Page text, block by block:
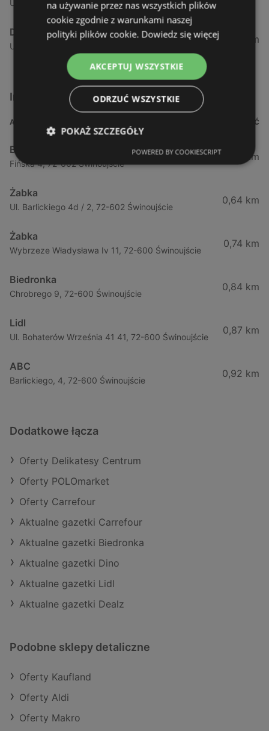
Ul. Kramarska 1, 73-110 Stargard Szczeciński
Delikatesy Centrum
Ul. Wylotowa 12a, 78-100 Kołobrzeg
88,76 km
Inne sklepy Supermarkety w pobliżu
ADRES ODLEGŁOŚĆ
Biedronka
Fińska 4, 72-602 Świnoujście
0,23 km
Żabka
Ul. Barlickiego 4d / 2, 72-602 Świnoujście
0,64 km
Żabka
Wybrzeze Władysława Iv 11, 72-600 Świnoujście
0,74 km
Biedronka
Chrobrego 9, 72-600 Świnoujście
0,84 km
Lidl
Ul. Bohaterów Września 41 41, 72-600 Świnoujście
0,87 km
ABC
Barlickiego, 4, 72-600 Świnoujście
0,92 km
Dodatkowe łącza
Oferty Delikatesy Centrum
Oferty POLOmarket
Oferty Carrefour
Aktualne gazetki Carrefour
Aktualne gazetki Biedronka
Aktualne gazetki Dino
Aktualne gazetki Lidl
Aktualne gazetki Dealz
Podobne sklepy detaliczne
Oferty Kaufland
Oferty Aldi
Oferty Makro
na używanie przez nas wszystkich plików
cookie zgodnie z warunkami naszej
polityki plików cookie. Dowiedz się więcej
AKCEPTUJ WSZYSTKIE
ODRZUĆ WSZYSTKIE
POKAŻ SZCZEGÓŁY
POWERED BY COOKIESCRIPT